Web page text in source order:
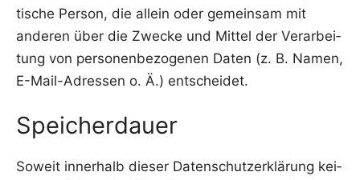
ti­sche Per­son, die allein oder gemein­sam mit
ande­ren über die Zwe­cke und Mit­tel der Ver­ar­bei­
tung von per­so­nen­be­zo­ge­nen Daten (z. B. Namen,
E-Mail-Adres­sen o. Ä.) entscheidet.
Speicherdauer
Soweit inner­halb die­ser Daten­schutz­er­klä­rung kei­